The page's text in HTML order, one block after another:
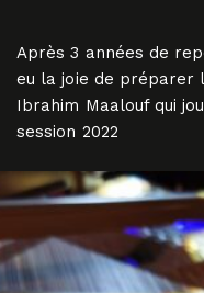
Après 3 années de
eu la joie de préparer
Ibrahim Maalouf qui
session 2022